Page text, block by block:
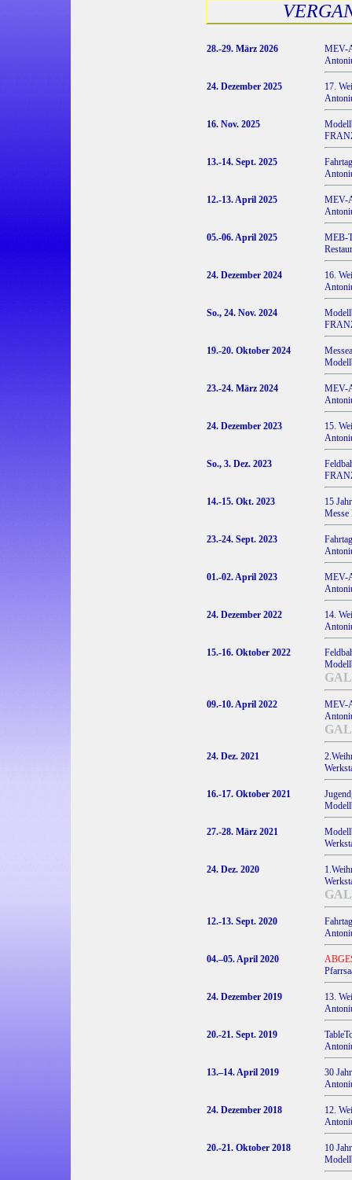
28.-29. März 2026
MEV-
24. Dezember 2025
17.
16. Nov. 2025
13.-14. Sept. 2025
12.-13. April 2025
MEV-
05.-06. April 2025
MEB-
24. Dezember 2024
16.
So., 24. Nov. 2024
19.-20. Oktober 2024
23.-24. März 2024
MEV-
24. Dezember 2023
15.
So., 3. Dez. 2023
14.-15. Okt. 2023
15
Messe
23.-24. Sept. 2023
01.-02. April 2023
MEV-
24. Dezember 2022
14.
15.-16. Oktober 2022
09.-10. April 2022
MEV-
24. Dez. 2021
16.-17. Oktober 2021
27.-28. März 2021
24. Dez. 2020
12.-13. Sept. 2020
04.–05. April 2020
24. Dezember 2019
13.
20.-21. Sept. 2019
13.–14. April 2019
30
24. Dezember 2018
12.
20.-21. Oktober 2018
10